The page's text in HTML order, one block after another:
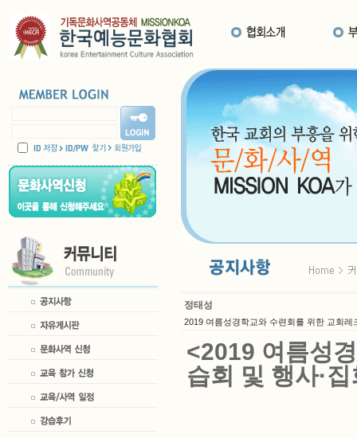
정태성
2019 여름성경학교와 수련회를 위한 교회
<2019 여름성
습회 및 행사·